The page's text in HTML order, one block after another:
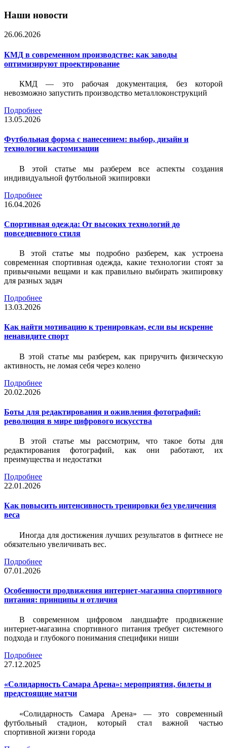
Наши новости
26.06.2026
КМД в современном производстве: как заводы
оптимизируют проектирование
КМД — это рабочая документация, без которой
невозможно запустить производство металлоконструкций
Подробнее
13.05.2026
Футбольная форма с нанесением: выбор, дизайн и
технологии кастомизации
В этой статье мы разберем все аспекты создания
индивидуальной футбольной экипировки
Подробнее
16.04.2026
Спортивная одежда: От высоких технологий до
повседневного стиля
В этой статье мы подробно разберем, как устроена
современная спортивная одежда, какие технологии стоят за
привычными вещами и как правильно выбирать экипировку
для разных задач
Подробнее
13.03.2026
Как найти мотивацию к тренировкам, если вы искренне
ненавидите спорт
В этой статье мы разберем, как приручить физическую
активность, не ломая себя через колено
Подробнее
20.02.2026
Боты для редактирования и оживления фотографий:
революция в мире цифрового искусства
В этой статье мы рассмотрим, что такое боты для
редактирования фотографий, как они работают, их
преимущества и недостатки
Подробнее
22.01.2026
Как повысить интенсивность тренировки без увеличения
веса
Иногда для достижения лучших результатов в фитнесе не
обязательно увеличивать вес.
Подробнее
07.01.2026
Особенности продвижения интернет-магазина спортивного
питания: принципы и отличия
В современном цифровом ландшафте продвижение
интернет-магазина спортивного питания требует системного
подхода и глубокого понимания специфики ниши
Подробнее
27.12.2025
«Солидарность Самара Арена»: мероприятия, билеты и
предстоящие матчи
«Солидарность Самара Арена» — это современный
футбольный стадион, который стал важной частью
спортивной жизни города